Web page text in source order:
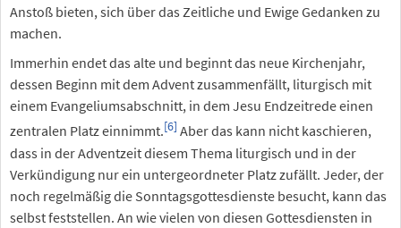
Anstoß bieten, sich über das Zeitliche und Ewige Gedanken zu
machen.
Immerhin endet das alte und beginnt das neue Kirchenjahr,
dessen Beginn mit dem Advent zusammenfällt, liturgisch mit
einem Evangeliumsabschnitt, in dem Jesu Endzeitrede einen
zentralen Platz einnimmt.[6] Aber das kann nicht kaschieren,
dass in der Adventzeit diesem Thema liturgisch und in der
Verkündigung nur ein untergeordneter Platz zufällt. Jeder, der
noch regelmäßig die Sonntagsgottesdienste besucht, kann das
selbst feststellen. An wie vielen von diesen Gottesdiensten in